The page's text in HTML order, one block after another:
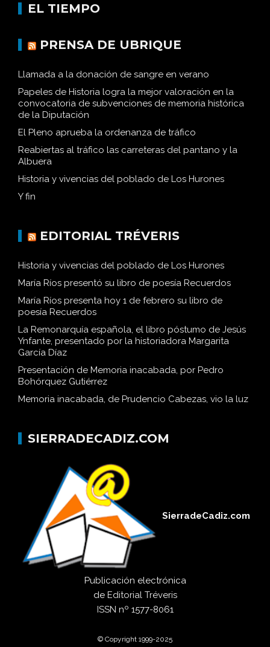
EL TIEMPO
PRENSA DE UBRIQUE
Llamada a la donación de sangre en verano
Papeles de Historia logra la mejor valoración en la
convocatoria de subvenciones de memoria histórica
de la Diputación
El Pleno aprueba la ordenanza de tráfico
Reabiertas al tráfico las carreteras del pantano y la
Albuera
Historia y vivencias del poblado de Los Hurones
Y fin
EDITORIAL TRÉVERIS
Historia y vivencias del poblado de Los Hurones
María Ríos presentó su libro de poesía Recuerdos
María Ríos presenta hoy 1 de febrero su libro de
poesía Recuerdos
La Remonarquía española, el libro póstumo de Jesús
Ynfante, presentado por la historiadora Margarita
García Díaz
Presentación de Memoria inacabada, por Pedro
Bohórquez Gutiérrez
Memoria inacabada, de Prudencio Cabezas, vio la luz
SIERRADECADIZ.COM
SierradeCadiz.com
Publicación electrónica
de Editorial Tréveris
ISSN nº 1577-8061
© Copyright 1999-2025